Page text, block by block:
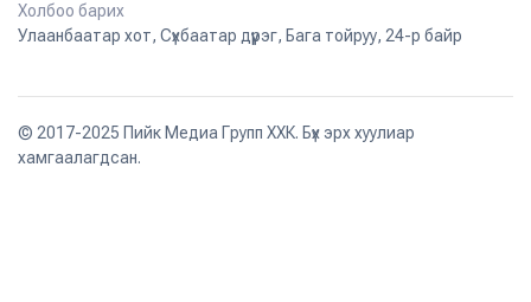
Холбоо барих
Улаанбаатар хот, Сүхбаатар дүүрэг, Бага тойруу, 24-р байр
© 2017-2025 Пийк Медиа Групп ХХК. Бүх эрх хуулиар
хамгаалагдсан.